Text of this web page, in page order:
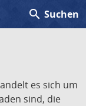
search Suchen
es sich um
sind, die